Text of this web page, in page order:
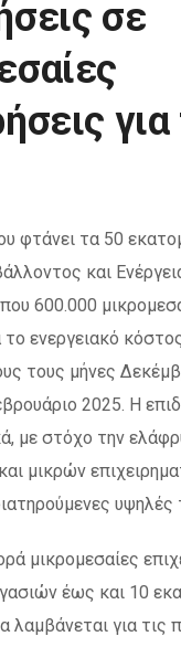
σε
φτάνει τα 50
και
600.000
το ενεργειακό
τους μήνες
2025. Η
με στόχο την
μικρών
υψηλές
μικρομεσαίες
έως και 10
λαμβάνεται για τις